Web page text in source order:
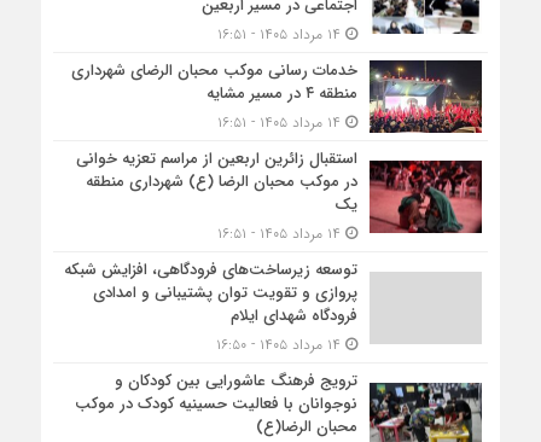
اجتماعی در مسیر اربعین
خدمات رسانی موکب محبان الرضای شهرداری
منطقه ۴ در مسیر مشایه
استقبال زائرین اربعین از مراسم تعزیه خوانی
در موکب محبان الرضا (ع) شهرداری منطقه
یک
توسعه زیرساخت‌های فرودگاهی، افزایش شبکه
پروازی و تقویت توان پشتیبانی و امدادی
فرودگاه شهدای ایلام
ترویج فرهنگ عاشورایی بین کودکان و
نوجوانان با فعالیت حسینیه کودک در موکب
محبان الرضا(ع)